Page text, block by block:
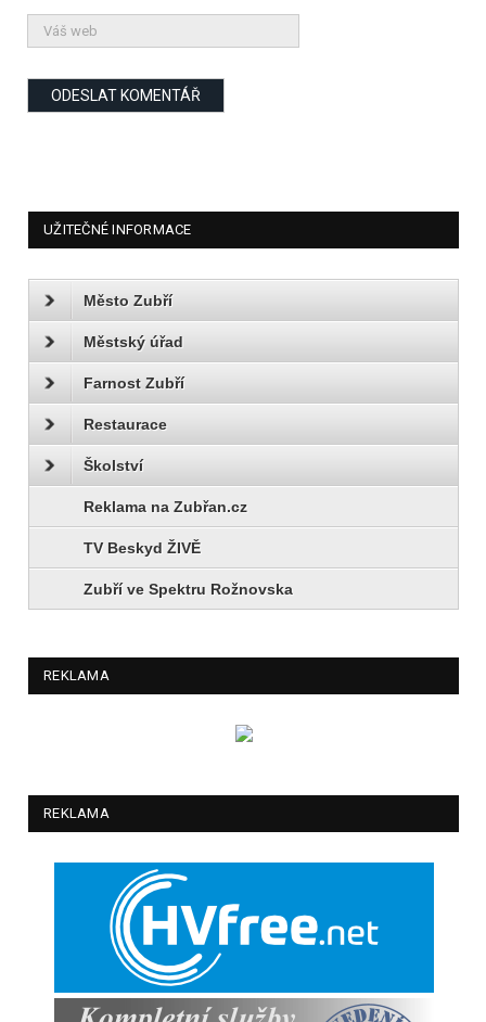
UŽITEČNÉ INFORMACE
Město Zubří
Městský úřad
Farnost Zubří
Restaurace
Školství
Reklama na Zubřan.cz
TV Beskyd ŽIVĚ
Zubří ve Spektru Rožnovska
REKLAMA
REKLAMA